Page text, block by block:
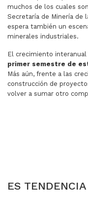
muchos de los cuales
Secretaría de Minería de
espera también un
minerales industriales.
El crecimiento
primer semestre de
Más aún, frente a las
construcción de
volver a sumar otro
ES TENDENCIA